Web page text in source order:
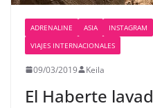
ADRENALINE ASIA INSTAGRAM
VIAJES INTERNACIONALES
09/03/2019 Keila
El Haberte